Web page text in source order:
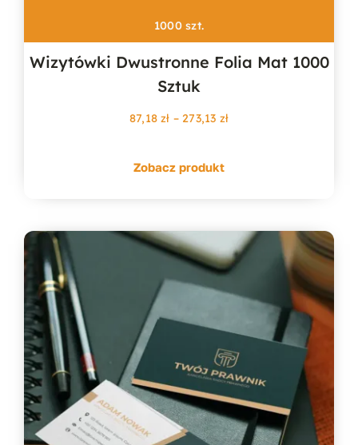
1000 szt.
Wizytówki Dwustronne Folia Mat 1000
Sztuk
87,18zł – 273,13 złZakres
Zobacz produkt